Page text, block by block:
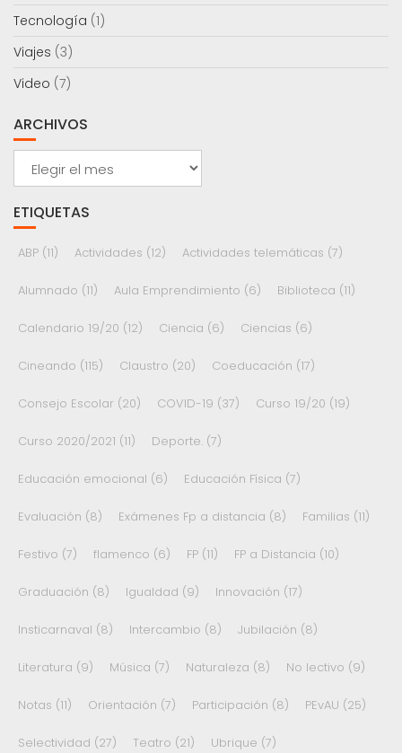
Tecnología (1)
Viajes (3)
Video (7)
ARCHIVOS
Archivos
ETIQUETAS
ABP (11) Actividades (12) Actividades telemáticas (7)
Alumnado (11) Aula Emprendimiento (6) Biblioteca (11)
Calendario 19/20 (12) Ciencia (6) Ciencias (6)
Cineando (115) Claustro (20) Coeducación (17)
Consejo Escolar (20) COVID-19 (37) Curso 19/20 (19)
Curso 2020/2021 (11) Deporte. (7)
Educación emocional (6) Educación Física (7)
Evaluación (8) Exámenes Fp a distancia (8) Familias (11)
Festivo (7) flamenco (6) FP (11) FP a Distancia (10)
Graduación (8) Igualdad (9) Innovación (17)
Insticarnaval (8) Intercambio (8) Jubilación (8)
Literatura (9) Música (7) Naturaleza (8) No lectivo (9)
Notas (11) Orientación (7) Participación (8) PEvAU (25)
Selectividad (27) Teatro (21) Ubrique (7)